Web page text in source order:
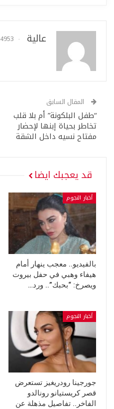
عالية 4953 Posts
المقال السابق
“طفل البلكونة” أم بلا قلب
تخاطر بحياة إبنها لإحضار
مفتاح نسيه داخل الشقة
قد يعجبك ايضا
أخبار النجوم
بالفيديو.. معجب ينهار أمام
هيفاء وهبي في حفل بيروت
ويصرخ: “بحبك”.. ورد…
أخبار النجوم
جورجينا رودريغيز تستعرض
قصر كريستيانو رونالدو
الفاخر.. تفاصيل مذهلة عن